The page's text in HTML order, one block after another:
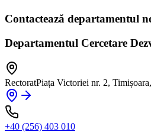
Contactează departamentul
Departamentul Cercetare
RectoratPiața Victoriei nr. 2,
+40 (256) 403 010